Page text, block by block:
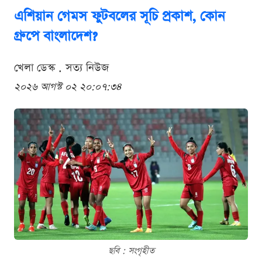
এশিয়ান গেমস ফুটবলের সূচি প্রকাশ, কোন
গ্রুপে বাংলাদেশ?
খেলা ডেস্ক . সত্য নিউজ
২০২৬ আগস্ট ০২ ২০:০৭:৩৪
ছবি : সংগৃহীত